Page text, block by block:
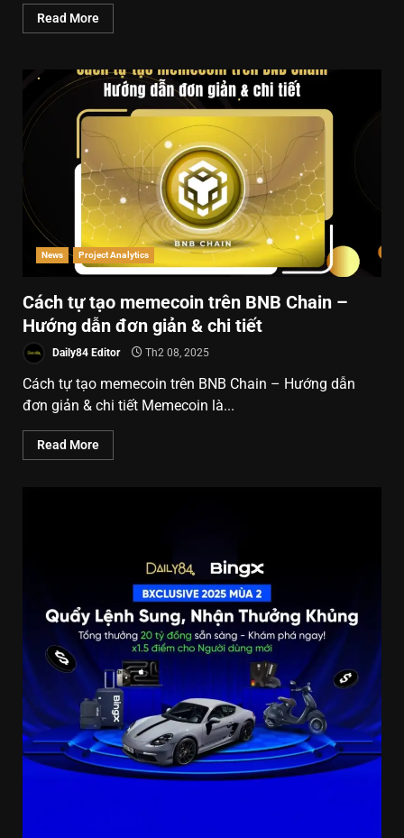
Read More
News Project Analytics
Cách tự tạo memecoin trên BNB Chain –
Hướng dẫn đơn giản & chi tiết
Daily84 Editor Th2 08, 2025
Cách tự tạo memecoin trên BNB Chain – Hướng dẫn
đơn giản & chi tiết Memecoin là...
Read More